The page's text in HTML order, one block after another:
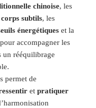
chinoise, les
corps subtils, les
énergétiques et la
accompagner les
un rééquilibrage
permet de
et pratiquer